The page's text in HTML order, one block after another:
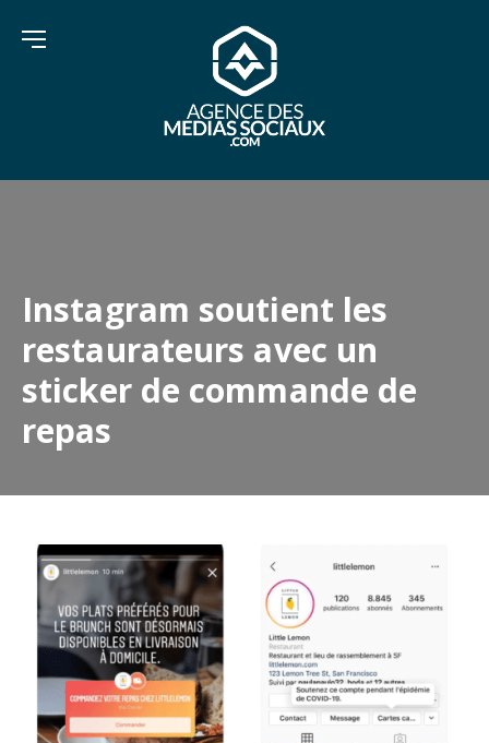
Instagram soutient les
restaurateurs avec un
sticker de commande de
repas